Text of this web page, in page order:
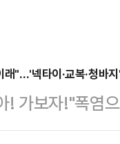
"…'넥타이·교복·청바
! 가보자!"폭염
퇴근길. 그럼